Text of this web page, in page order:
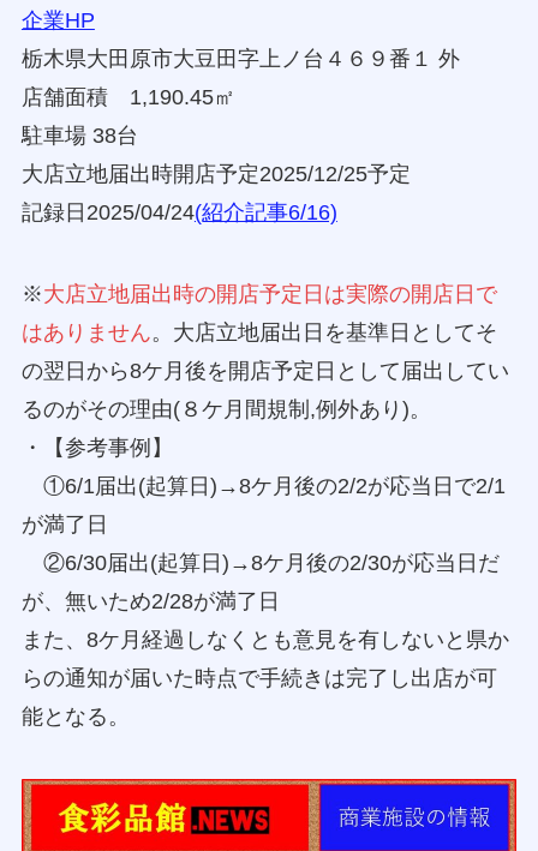
企業HP
栃木県大田原市大豆田字上ノ台４６９番１ 外
店舗面積 1,190.45㎡
駐車場 38台
大店立地届出時開店予定2025/12/25予定
記録日2025/04/24(紹介記事6/16)
※大店立地届出時の開店予定日は実際の開店日で
はありません。大店立地届出日を基準日としてそ
の翌日から8ケ月後を開店予定日として届出してい
るのがその理由(８ケ月間規制,例外あり)。
・【参考事例】
①6/1届出(起算日)→8ケ月後の2/2が応当日で2/1
が満了日
②6/30届出(起算日)→8ケ月後の2/30が応当日だ
が、無いため2/28が満了日
また、8ケ月経過しなくとも意見を有しないと県か
らの通知が届いた時点で手続きは完了し出店が可
能となる。